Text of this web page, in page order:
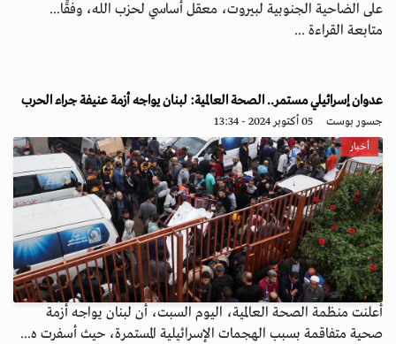
على الضاحية الجنوبية لبيروت، معقل أساسي لحزب الله، وفقًا...
متابعة القراءة ...
عدوان إسرائيلي مستمر.. الصحة العالمية: لبنان يواجه أزمة عنيفة جراء الحرب
جسور بوست 05 أكتوبر 2024 - 13:34
أخبار
أعلنت منظمة الصحة العالمية، اليوم السبت، أن لبنان يواجه أزمة
صحية متفاقمة بسبب الهجمات الإسرائيلية المستمرة، حيث أسفرت ه...